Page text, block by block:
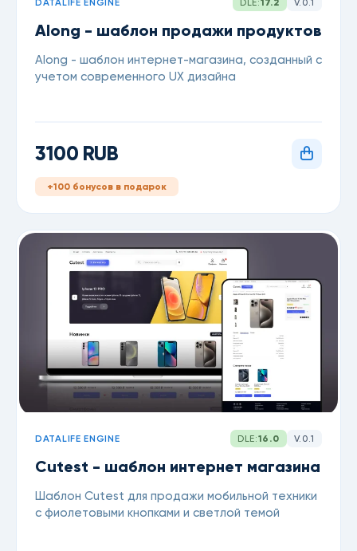
Along - шаблон продажи продуктов
Along - шаблон интернет-магазина, созданный с
учетом современного UX дизайна
3100 RUB
+100 бонусов в подарок
DATALIFE ENGINE DLE:16.0 V.0.1
Cutest - шаблон интернет магазина
Шаблон Cutest для продажи мобильной техники
с фиолетовыми кнопками и светлой темой